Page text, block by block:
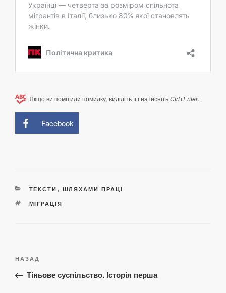
Якщо ви помітили помилку, виділіть її і натиснітьCtrl+Enter.
Facebook
КАТЕГОРІЇ
ТЕКСТИ , ШЛЯХАМИ ПРАЦІ
ПОЗНАЧКИ
МІГРАЦІЯ
записів
Попередній
запис:
НАЗАД
Тіньове суспільство. Історія перша